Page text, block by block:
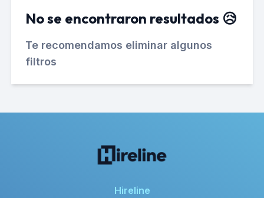
No se encontraron resultados 😥
Te recomendamos eliminar algunos
filtros
Hireline